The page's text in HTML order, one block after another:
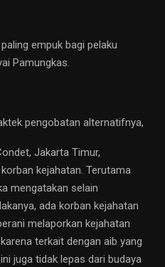
empuk bagi pelaku
Pamungkas.
pengobatan alternatifnya,
Jakarta Timur,
kejahatan. Terutama
mengatakan selain
ada korban kejahatan
melaporkan kejahatan
terkait dengan aib yang
juga tidak lepas dari budaya